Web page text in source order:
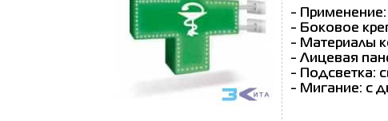
- Применение:
- Боковое
- Материалы
- Лицевая
- Подсветка:
- Мигание: с